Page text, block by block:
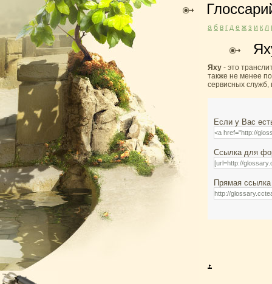
а б в г д е ж з и к л
Яху - это
также не менее
сервисных служб,
Если у Вас
Ссылка для
Прямая